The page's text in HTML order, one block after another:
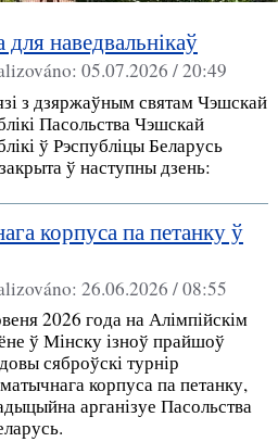
наведвальнікаў
05.07.2026 / 20:49
з дзяржаўным святам Чэшскай
Пасольства Чэшскай
ў Рэспубліцы Беларусь
ў наступны дзень:
корпуса па петанку ў
26.06.2026 / 08:55
2026 года на Алімпійскім
ў Мінску ізноў прайшоў
сяброўскі турнір
корпуса па петанку,
арганізуе Пасольства